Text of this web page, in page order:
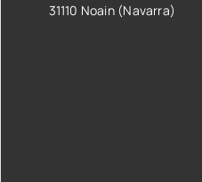
31110 Noain (Navarra)